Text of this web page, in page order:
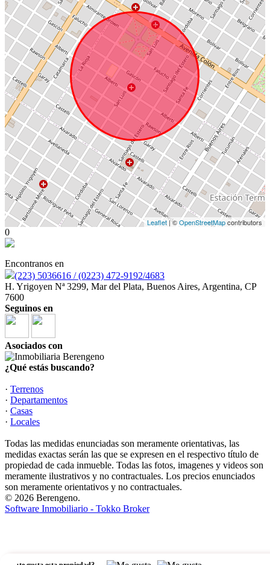
Leaflet| ©OpenStreetMapcontributors
0
Encontranos en
(223) 5036616 / (0223) 472-9192/4683
H. Yrigoyen Nª 3299, Mar del Plata, Buenos Aires, Argentina, CP
7600
Seguinos en
Asociados con
¿Qué estás buscando?
· Terrenos
· Departamentos
· Casas
· Locales
Todas las medidas enunciadas son meramente orientativas, las
medidas exactas serán las que se expresen en el respectivo título de
propiedad de cada inmueble. Todas las fotos, imagenes y videos son
meramente ilustrativos y no contractuales. Los precios enunciados
son meramente orientativos y no contractuales.
© 2026 Berengeno.
Software Inmobiliario - Tokko Broker